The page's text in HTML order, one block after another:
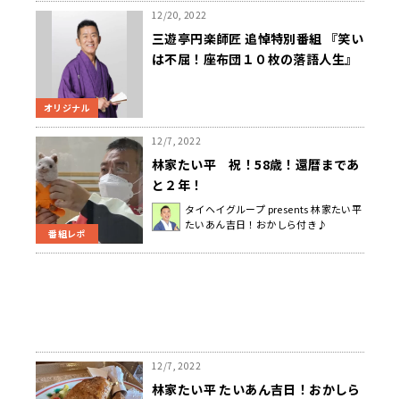
オリジナル
12/20, 2022
三遊亭円楽師匠 追悼特別番組 『笑い
は不屈！座布団１０枚の落語人生』
番組レポ
12/7, 2022
林家たい平 祝！58歳！還暦まであ
と２年！
タイヘイグループ presents 林家たい平
たいあん吉日！おかしら付き♪
12/7, 2022
林家たい平 たいあん吉日！おかしら